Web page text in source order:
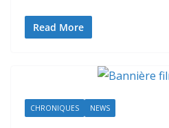
Read More
CHRONIQUES NEWS